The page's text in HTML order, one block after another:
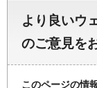
より良いウ
のご意見を
このページの情